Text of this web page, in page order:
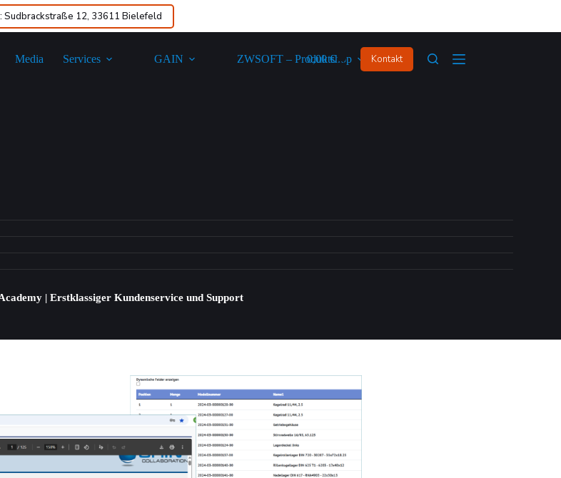
Sudbrackstraße 12, 33611 Bielefeld
Media Services GAIN​ ZWSOFT – Produktshop
0,00€ Kontakt
| Erstklassiger Kundenservice und Support